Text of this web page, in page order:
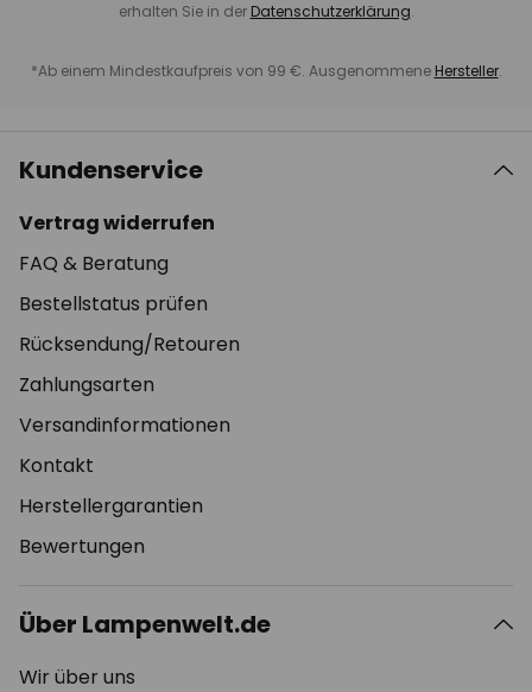
erhalten Sie in der Datenschutzerklärung.
*Ab einem Mindestkaufpreis von 99 €. Ausgenommene Hersteller.
Kundenservice
Vertrag widerrufen
FAQ & Beratung
Bestellstatus prüfen
Rücksendung/Retouren
Zahlungsarten
Versandinformationen
Kontakt
Herstellergarantien
Bewertungen
Über Lampenwelt.de
Wir über uns